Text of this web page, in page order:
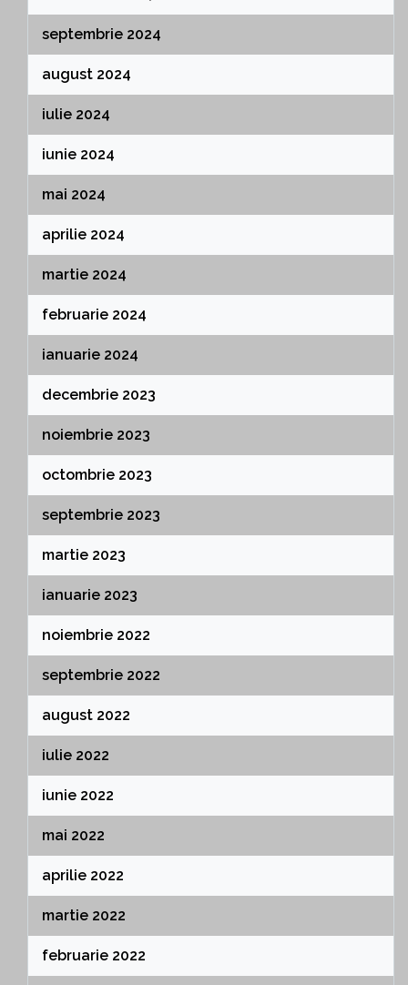
septembrie 2024
august 2024
iulie 2024
iunie 2024
mai 2024
aprilie 2024
martie 2024
februarie 2024
ianuarie 2024
decembrie 2023
noiembrie 2023
octombrie 2023
septembrie 2023
martie 2023
ianuarie 2023
noiembrie 2022
septembrie 2022
august 2022
iulie 2022
iunie 2022
mai 2022
aprilie 2022
martie 2022
februarie 2022